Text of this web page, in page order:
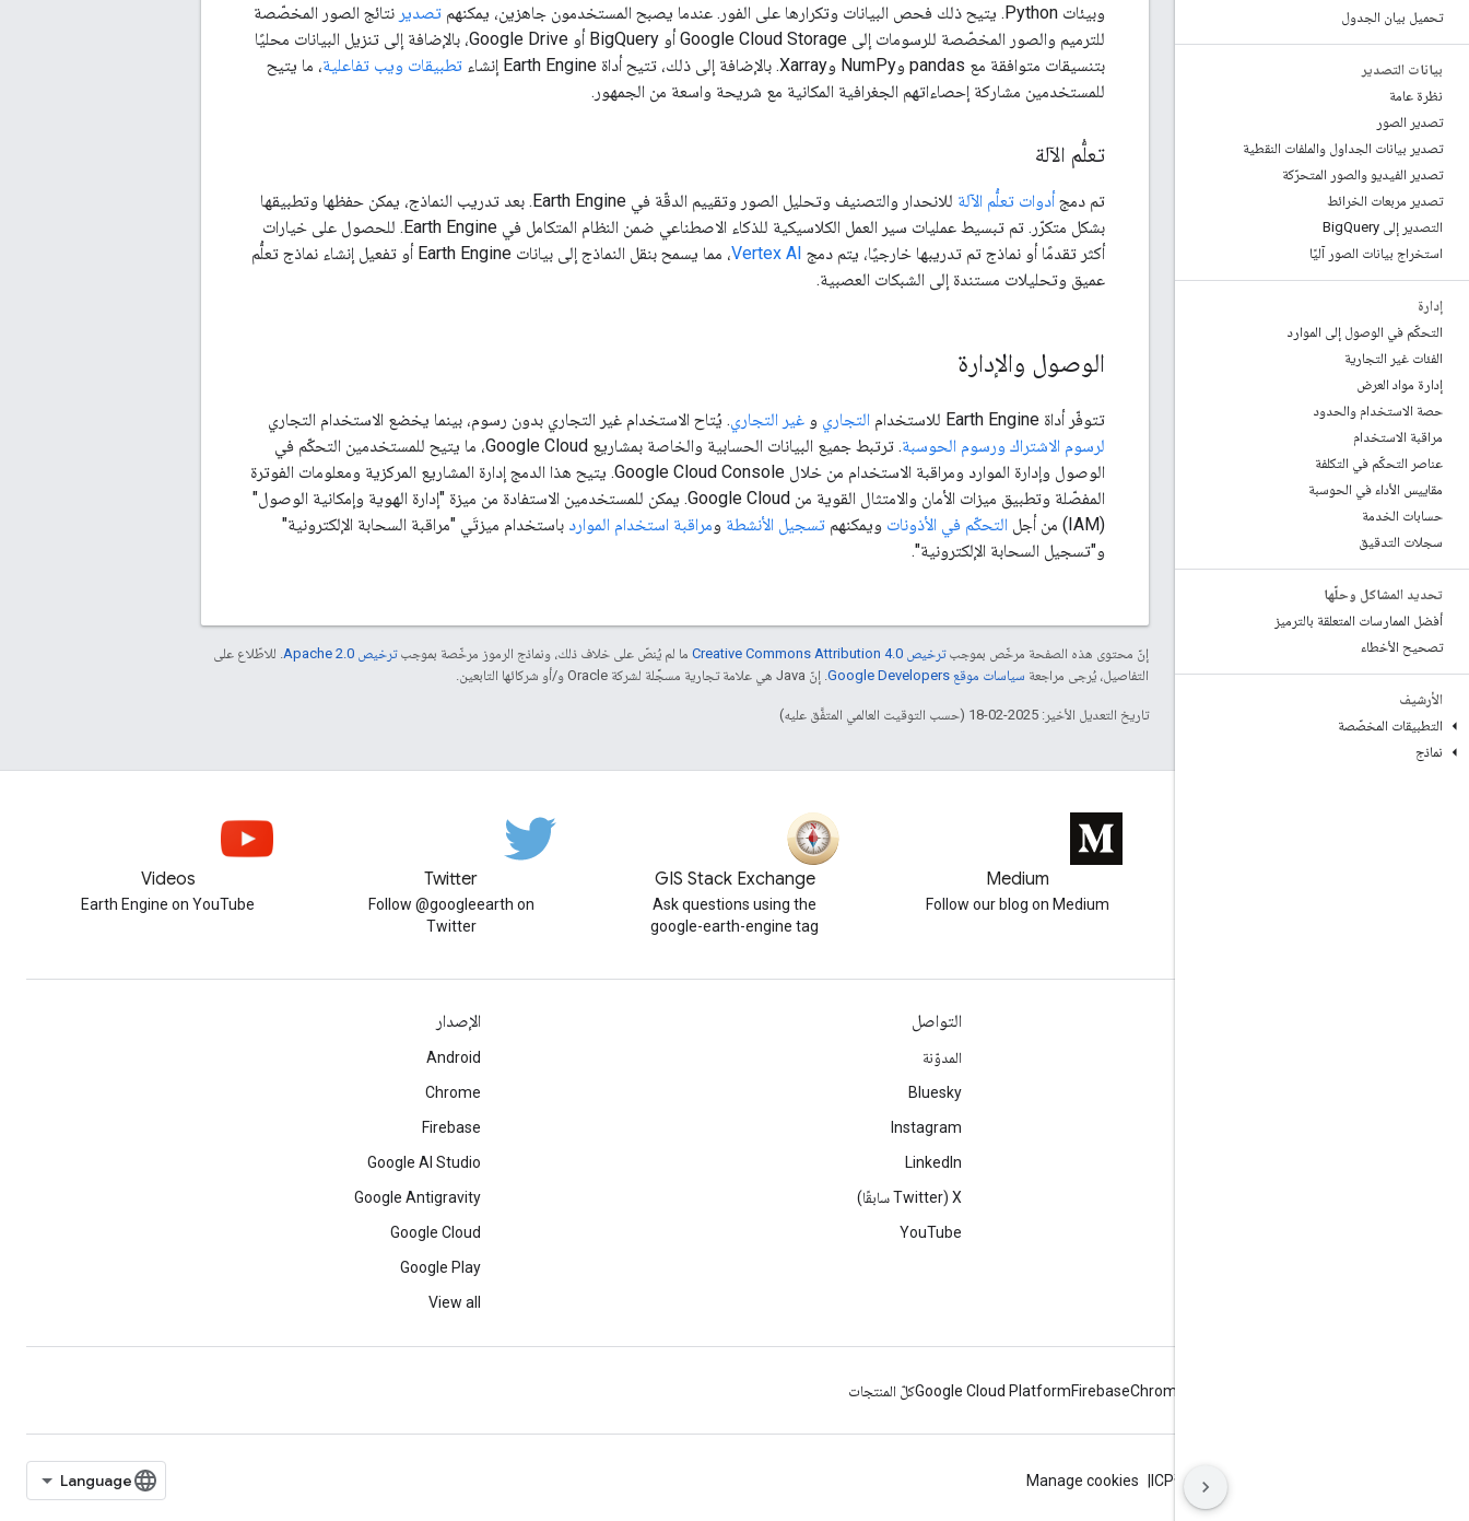
تحميل بيان الجدول
بيانات التصدير
نظرة عامة
تصدير الصور
تصدير بيانات الجداول والملفات النقطية
تصدير الفيديو والصور المتحرّكة
تصدير مربعات الخرائط
التصدير إلى Big Query
استخراج بيانات الصور آليًا
إدارة
التحكّم في الوصول إلى الموارد
الفئات غير التجارية
إدارة مواد العرض
حصة الاستخدام والحدود
مراقبة الاستخدام
عناصر التحكّم في التكلفة
مقاييس الأداء في الحوسبة
حسابات الخدمة
سجلات التدقيق
تحديد المشاكل وحلّها
أفضل الممارسات المتعلقة بالترميز
تصحيح الأخطاء
الأرشيف
التطبيقات المخصّصة
نماذج
وبيئات Python. يتيح ذلك فحص البيانات وتكرارها على الفور. عندما يصبح المستخدمون جاهزين، يمكنهم
تصدير نتائج الصور المخصّصة
للترميم والصور المخصّصة للرسومات إلى Google Cloud Storage أو BigQuery أو Google Drive، بالإضافة إلى تنزيل البيانات محليًا
بتنسيقات متوافقة مع pandas وNumPy وXarray. بالإضافة إلى ذلك، تتيح أداة Earth Engine إنشاء
تطبيقات ويب تفاعلية، ما يتيح
للمستخدمين مشاركة إحصاءاتهم الجغرافية المكانية مع شريحة واسعة من الجمهور.
تعلُّم الآلة
تم دمجأدوات تعلُّم الآلة
للانحدار والتصنيف وتحليل الصور وتقييم الدقّة في Earth Engine. بعد تدريب النماذج، يمكن حفظها وتطبيقها
بشكل متكرّر. تم تبسيط عمليات سير العمل الكلاسيكية للذكاء الاصطناعي ضمن النظام المتكامل في Earth Engine. للحصول على خيارات
أكثر تقدمًا أو نماذج تم تدريبها خارجيًا، يتم دمج Vertex AI
، مما يسمح بنقل النماذج إلى بيانات Earth Engine أو تفعيل إنشاء نماذج تعلُّم
عميق وتحليلات مستندة إلى الشبكات العصبية.
الوصول والإدارة
تتوفّر أداة Earth Engine للاستخدام التجاري و غير التجاري. يُتاح الاستخدام غير التجاري بدون رسوم، بينما يخضع الاستخدام التجاري
لرسوم الاشتراك ورسوم الحوسبة
. ترتبط جميع البيانات الحسابية والخاصة بمشاريع Google Cloud، ما يتيح للمستخدمين التحكّم في
الوصول وإدارة الموارد ومراقبة الاستخدام من خلال Google Cloud Console. يتيح هذا الدمج إدارة المشاريع المركزية ومعلومات الفوترة
المفصّلة وتطبيق ميزات الأمان والامتثال القوية من Google Cloud. يمكن للمستخدمين الاستفادة من ميزة "إدارة الهوية وإمكانية الوصول"
(IAM) من أجل
التحكّم في الأذونات ويمكنهم تسجيل الأنشطة ومراقبة استخدام الموارد باستخدام ميزتَي "مراقبة السحابة الإلكترونية"
و"تسجيل السحابة الإلكترونية".
إنّ محتوى هذه الصفحة مرخّص بموجبترخيص Creative Commons Attribution 4.0‏ ما لم يُنصّ على خلاف ذلك، ونماذج الرموز مرخّصة بموجبترخيص Apache 2.0‏
. للاطّلاع على
التفاصيل، يُرجى مراجعة سياسات موقع Google Developers‏ . إنّ Java هي علامة تجارية مسجَّلة لشركة Oracle و/أو شركائها التابعين.
تاريخ التعديل الأخير: 2025-02-18 (حسب التوقيت العالمي المتفَّق عليه)
Medium
Follow our blog on Medium
GIS Stack Exchange
Ask questions using the
google-earth-engine tag
Twitter
Follow @googleearth on
Twitter
Videos
Earth Engine on YouTube
التواصل
المدوّنة
Bluesky
Instagram
LinkedIn
‫X ‏(Twitter سابقًا)
YouTube
الإصدار
Android
Chrome
Firebase
Google AI Studio
Google Antigravity
Google Cloud
Google Play
View all
Chrome
Firebase
Google Cloud Platformكلّ المنتجات
ICP证合字B2-20070004号
Manage cookies